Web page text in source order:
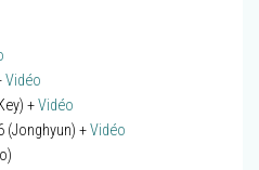
Vidéo
+Vidéo
(Jonghyun) +Vidéo